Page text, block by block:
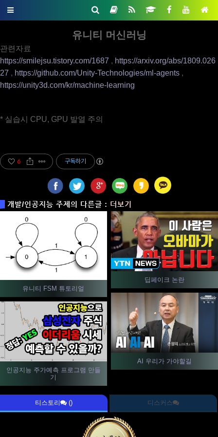
유니티 머신러닝
관련자료
https://smilejsu.tistory.com/1687 , https://arxiv.org/abs/1809.026
27 , https://github.com/Unity-Technologies/ml-agents ,
https://unity3d.com/kr/machine-learning
* 실습시 CPU, GPU 발열 주의
6 구독하기
개발/인공지능 주제의 다른글 : 더보기
유니티 FSM 튜토리얼
딥페이크 논란
AI 우리가 가야할길
인공지능 주가예측 프로그램 만들
기
티스토리 () 디스커스